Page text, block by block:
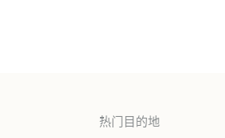
热门目的地